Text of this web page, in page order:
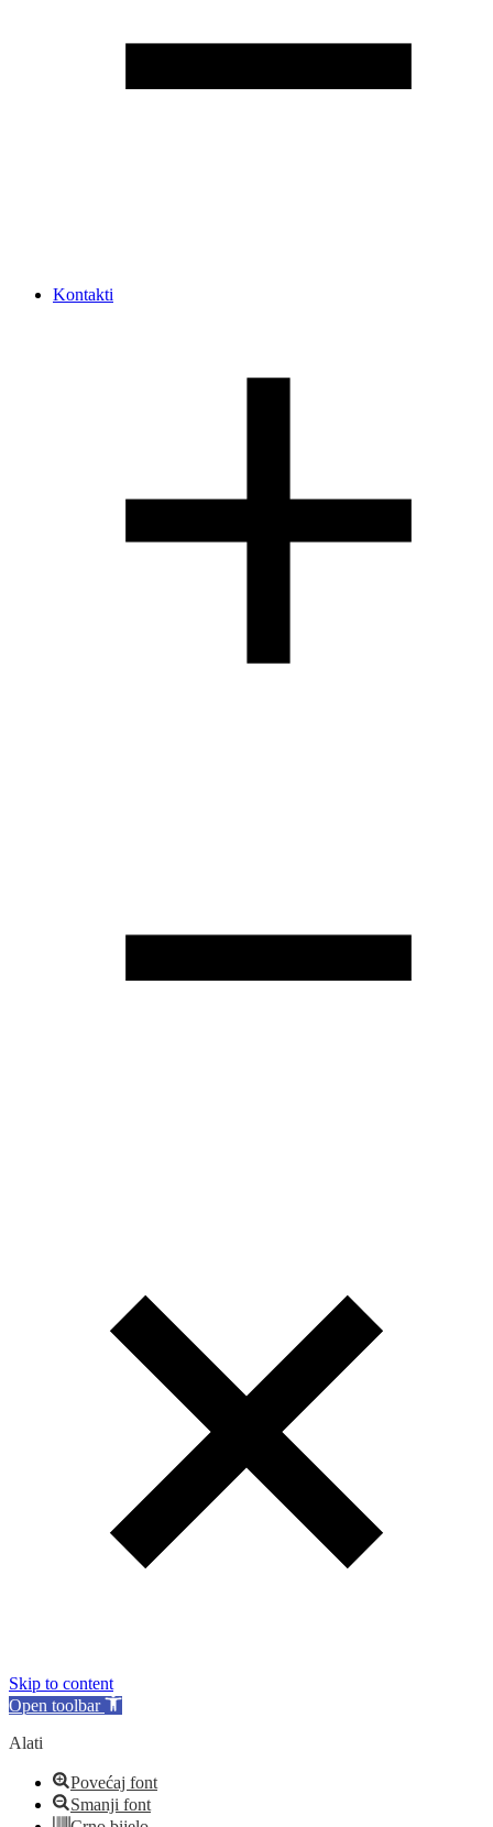
Kontakti
Skip to content
Open toolbar
Alati
Povećaj font
Smanji font